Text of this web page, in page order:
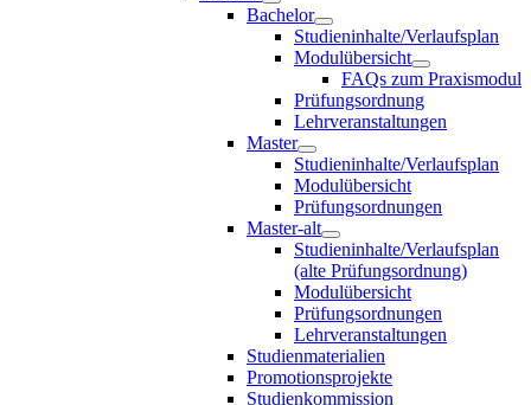
Bachelor
Studieninhalte/Verlaufsplan
Modulübersicht
FAQs zum Praxismodul
Prüfungsordnung
Lehrveranstaltungen
Master
Studieninhalte/Verlaufsplan
Modulübersicht
Prüfungsordnungen
Master-alt
Studieninhalte/Verlaufsplan
(alte Prüfungsordnung)
Modulübersicht
Prüfungsordnungen
Lehrveranstaltungen
Studienmaterialien
Promotionsprojekte
Studienkommission